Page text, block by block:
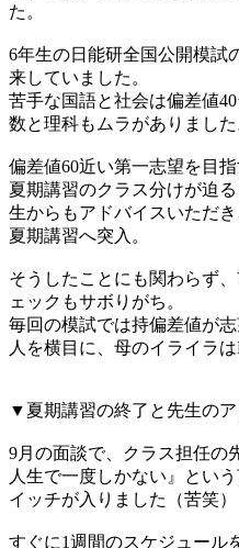
た。
6年生の日能研全国公開模試
来していました。
苦手な国語と社会は偏差値
数と理科もムラがありました
偏差値60近い第一志望を目
夏期講習のクラス分けが迫
生からもアドバイスいただ
夏期講習へ突入。
そうしたことにも関わらず
ェックもサボりがち。
毎回の模試では持偏差値が
人を横目に、母のイライラは
▼夏期講習の終了と先生のア
9月の面談で、クラス担任の
人生で一度しかない』とい
イッチが入りました（苦笑）
すぐに1週間のスケジュール